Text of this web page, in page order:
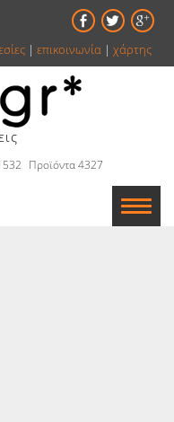
| επικοινωνία| χάρτης
Προϊόντα 4327